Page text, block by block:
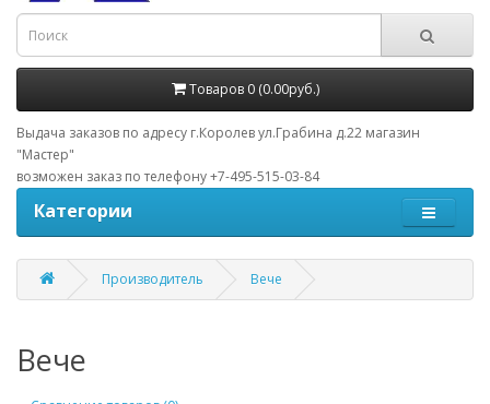
Товаров 0 (0.00руб.)
Выдача заказов по адресу г.Королев ул.Грабина д.22 магазин
"Мастер"
возможен заказ по телефону +7-495-515-03-84
Категории
Производитель Вече
Вече